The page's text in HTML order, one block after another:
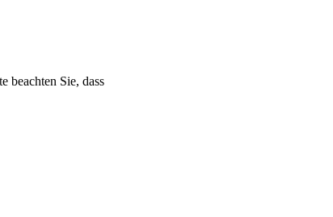
beachten Sie, dass